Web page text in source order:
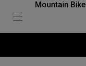
Mountain Bike